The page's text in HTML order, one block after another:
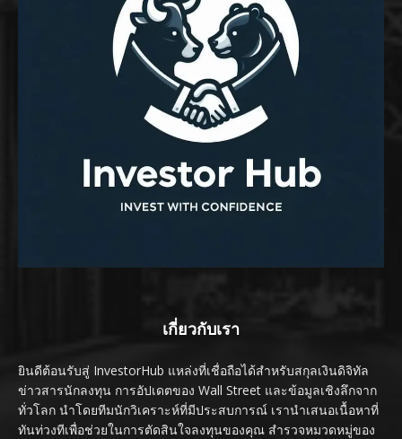
เกี่ยวกับเรา
ยินดีต้อนรับสู่ InvestorHub แหล่งที่เชื่อถือได้สำหรับสกุลเงินดิจิทัล
ข่าวสารนักลงทุน การอัปเดตของ Wall Street และข้อมูลเชิงลึกจาก
ทั่วโลก นำโดยทีมนักวิเคราะห์ที่มีประสบการณ์ เรานำเสนอเนื้อหาที่
ทันท่วงทีเพื่อช่วยในการตัดสินใจลงทุนของคุณ สำรวจหมวดหมู่ของ